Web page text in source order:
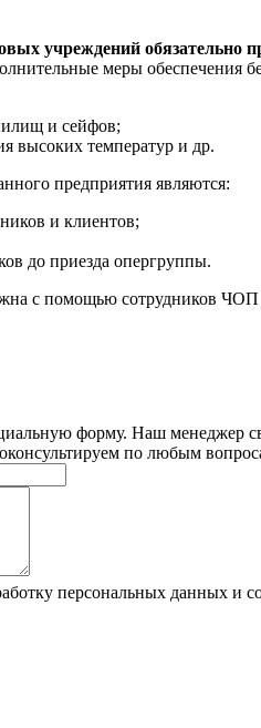
учреждений обязательно
меры обеспечения
и сейфов;
высоких температур и др.
предприятия являются:
и клиентов;
до приезда опергруппы.
с помощью сотрудников ЧОП
форму. Наш
по любым
персональных данных и